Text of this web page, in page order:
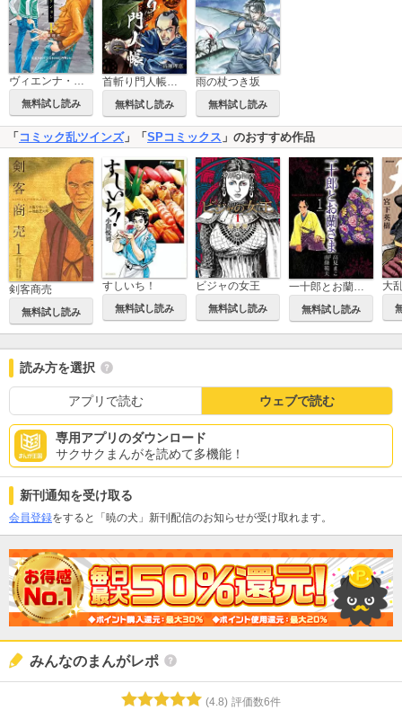
ヴィエンナ・コネクション
無料試し読み
首斬り門人帳【電子版】
無料試し読み
雨の杖つき坂
無料試し読み
「 コミック乱ツインズ」「 SPコミックス 」のおすすめ作品
剣客商売
無料試し読み
すしいち！
無料試し読み
ビジャの女王
無料試し読み
一十郎とお蘭さま
無料試し読み
大
読み方を選択
アプリで読む ウェブで読む
専用アプリのダウンロード
サクサクまんがを読めて多機能！
新刊通知を受け取る
会員登録をすると「暁の犬」新刊配信のお知らせが受け取れます。
みんなのまんがレポ
(4.8) 評価数6件